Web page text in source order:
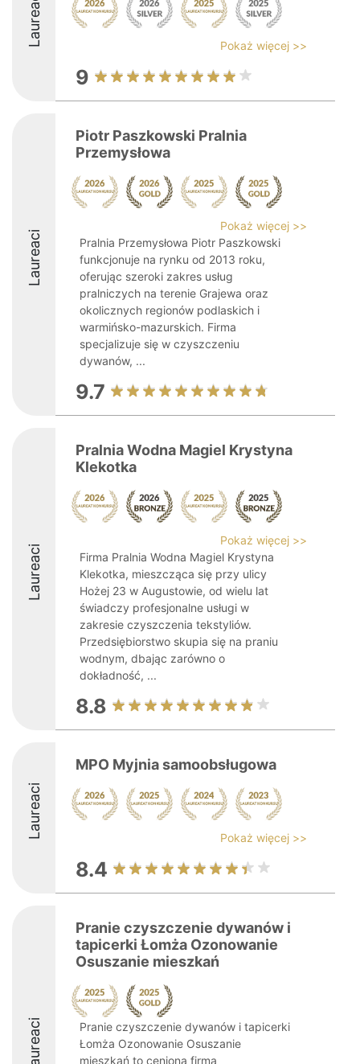
Laureaci Pokaż więcej >>
9
Laureaci
Piotr Paszkowski Pralnia
Przemysłowa
Pokaż więcej >>
Pralnia Przemysłowa Piotr Paszkowski
funkcjonuje na rynku od 2013 roku,
oferując szeroki zakres usług
pralniczych na terenie Grajewa oraz
okolicznych regionów podlaskich i
warmińsko-mazurskich. Firma
specjalizuje się w czyszczeniu
dywanów, ...
9.7
Laureaci
Pralnia Wodna Magiel Krystyna
Klekotka
Pokaż więcej >>
Firma Pralnia Wodna Magiel Krystyna
Klekotka, mieszcząca się przy ulicy
Hożej 23 w Augustowie, od wielu lat
świadczy profesjonalne usługi w
zakresie czyszczenia tekstyliów.
Przedsiębiorstwo skupia się na praniu
wodnym, dbając zarówno o
dokładność, ...
8.8
Laureaci
MPO Myjnia samoobsługowa
Pokaż więcej >>
8.4
Laureaci
Pranie czyszczenie dywanów i
tapicerki Łomża Ozonowanie
Osuszanie mieszkań
Pranie czyszczenie dywanów i tapicerki
Łomża Ozonowanie Osuszanie
mieszkań to ceniona firma